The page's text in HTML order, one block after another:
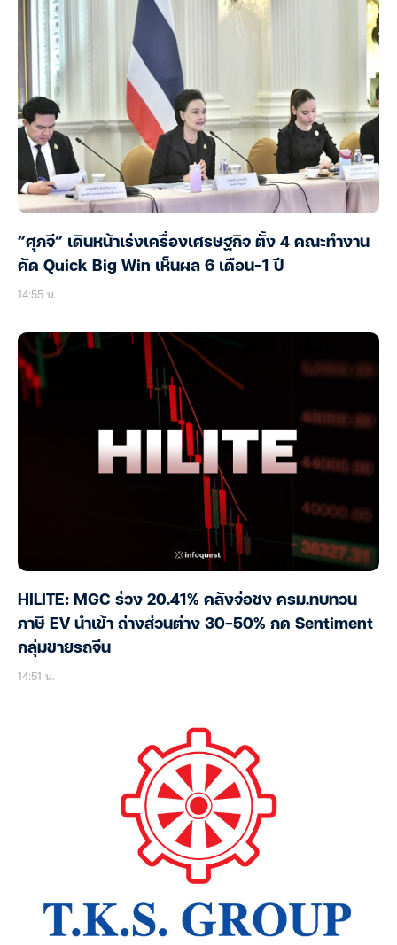
“ศุภจี” เดินหน้าเร่งเครื่องเศรษฐกิจ ตั้ง 4 คณะทำงาน
คัด Quick Big Win เห็นผล 6 เดือน-1 ปี
14:55 น.
HILITE: MGC ร่วง 20.41% คลังจ่อชง ครม.ทบทวน
ภาษี EV นำเข้า ถ่างส่วนต่าง 30-50% กด Sentiment
กลุ่มขายรถจีน
14:51 น.